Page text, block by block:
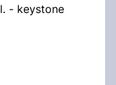
- keystone